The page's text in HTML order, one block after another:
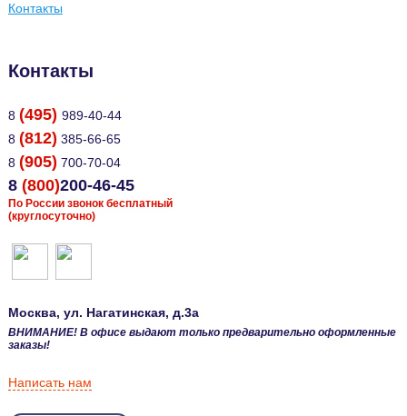
Контакты
Контакты
8 (495) 989-40-44
8 (812) 385-66-65
8 (905) 700-70-04
8 (800)200-46-45
По России звонок бесплатный
(круглосуточно)
Москва, ул. Нагатинская, д.3а
ВНИМАНИЕ! В офисе выдают только предварительно оформленные
заказы!
Написать нам